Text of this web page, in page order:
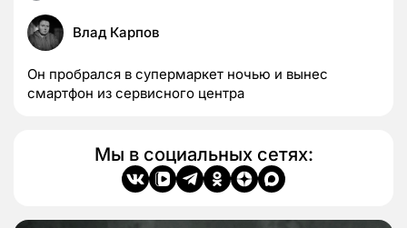
Влад Карпов
Он пробрался в супермаркет ночью и вынес
смартфон из сервисного центра
Мы в социальных сетях: